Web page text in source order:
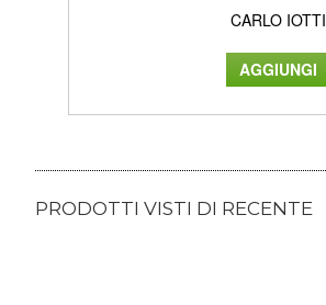
CARLO IOTTI
PRODOTTI VISTI DI RECENTE